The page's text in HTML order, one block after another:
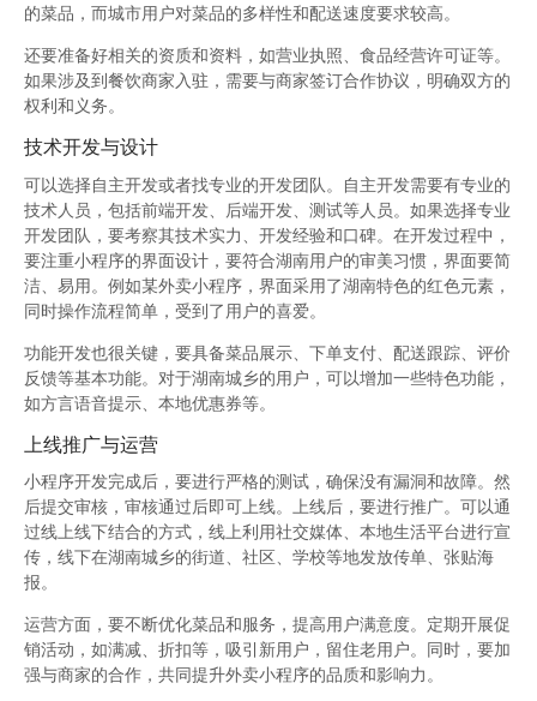
的菜品，而城市用户对菜品的多样性和配送速度要求较高。
还要准备好相关的资质和资料，如营业执照、食品经营许可证等。
如果涉及到餐饮商家入驻，需要与商家签订合作协议，明确双方的
权利和义务。
技术开发与设计
可以选择自主开发或者找专业的开发团队。自主开发需要有专业的
技术人员，包括前端开发、后端开发、测试等人员。如果选择专业
开发团队，要考察其技术实力、开发经验和口碑。在开发过程中，
要注重小程序的界面设计，要符合湖南用户的审美习惯，界面要简
洁、易用。例如某外卖小程序，界面采用了湖南特色的红色元素，
同时操作流程简单，受到了用户的喜爱。
功能开发也很关键，要具备菜品展示、下单支付、配送跟踪、评价
反馈等基本功能。对于湖南城乡的用户，可以增加一些特色功能，
如方言语音提示、本地优惠券等。
上线推广与运营
小程序开发完成后，要进行严格的测试，确保没有漏洞和故障。然
后提交审核，审核通过后即可上线。上线后，要进行推广。可以通
过线上线下结合的方式，线上利用社交媒体、本地生活平台进行宣
传，线下在湖南城乡的街道、社区、学校等地发放传单、张贴海
报。
运营方面，要不断优化菜品和服务，提高用户满意度。定期开展促
销活动，如满减、折扣等，吸引新用户，留住老用户。同时，要加
强与商家的合作，共同提升外卖小程序的品质和影响力。